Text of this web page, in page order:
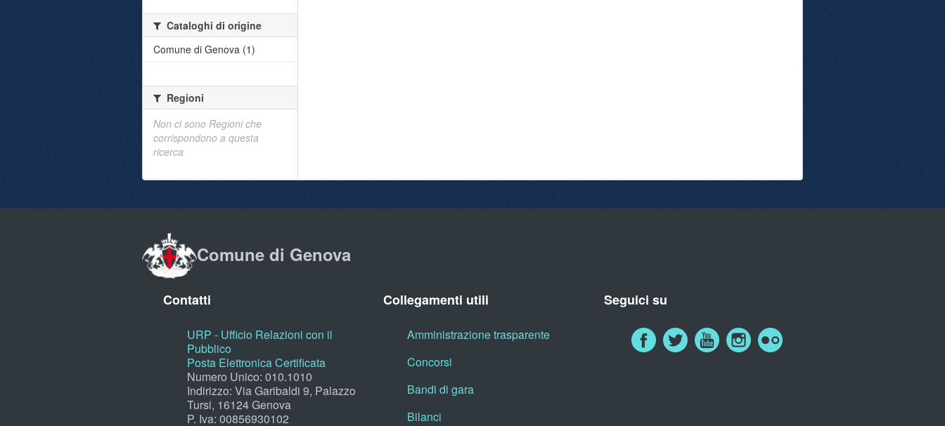
Cataloghi di origine
Comune di Genova (1)
Regioni
Non ci sono Regioni che
corrispondono a questa
ricerca
Comune di Genova
Contatti
URP - Ufficio Relazioni con il
Pubblico
Posta Elettronica Certificata
Numero Unico: 010.1010
Indirizzo: Via Garibaldi 9, Palazzo
Tursi, 16124 Genova
P. Iva: 00856930102
Collegamenti utili
Amministrazione trasparente
Concorsi
Bandi di gara
Bilanci
Seguici su